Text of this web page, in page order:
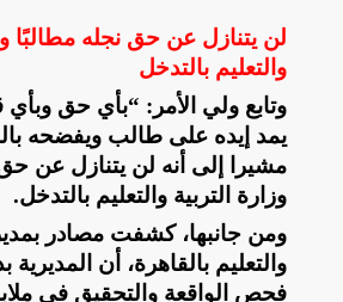
لن يتنازل عن حق نجله مطالبًا
والتعليم بالتدخل
وتابع ولي الأمر: “بأي حق
يمد إيده على طالب ويفضحه
مشيرا إلى أنه لن يتنازل عن حق
وزارة التربية والتعليم بالتدخل.
ومن جانبها، كشفت مصادر
والتعليم بالقاهرة، أن المديرية
فحص الواقعة والتحقيق في